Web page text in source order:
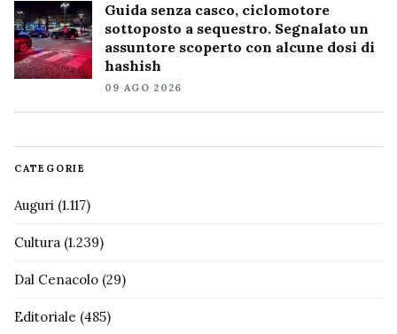
Guida senza casco, ciclomotore
sottoposto a sequestro. Segnalato un
assuntore scoperto con alcune dosi di
hashish
09 AGO 2026
CATEGORIE
Auguri (1.117)
Cultura (1.239)
Dal Cenacolo (29)
Editoriale (485)